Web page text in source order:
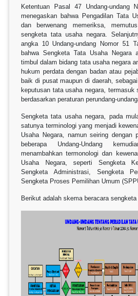
Ketentuan Pasal 47 Undang-undang
menegaskan bahwa Pengadilan Tata
dan berwenang memeriksa,
sengketa tata usaha negara.
angka 10 Undang-undang Nomor 51
bahwa Sengketa Tata Usaha Negara
timbul dalam bidang tata usaha negara
hukum perdata dengan badan atau
baik di pusat maupun di daerah,
keputusan tata usaha negara, termasuk
berdasarkan peraturan perundang-
Sengketa tata usaha negara, pada
satunya terminologi yang menjadi
Usaha Negara, namun seiring dengan
beberapa Undang-Undang
menambahkan termonologi dan
Usaha Negara, seperti Sengketa
Sengketa Administrasi, Sengketa
Sengketa Proses Pemilihan Umum
Berikut adalah skema beracara